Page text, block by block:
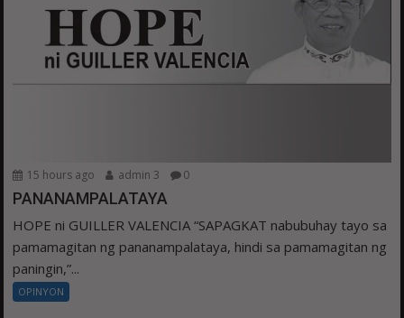
15 hours ago admin 3 0
PANANAMPALATAYA
HOPE ni GUILLER VALENCIA “SAPAGKAT nabubuhay tayo sa
pamamagitan ng pananampalataya, hindi sa pamamagitan ng
paningin,”...
OPINYON